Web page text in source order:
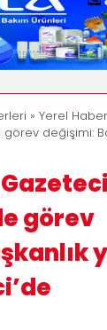
Esnaf
Yayın
» Yerel
değişimi:
görev